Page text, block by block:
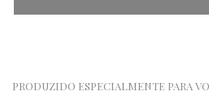
PRODUZIDO ESPECIALMENTE PARA